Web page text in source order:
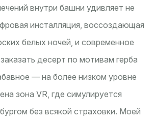
внутри башни удивляет не
инсталляция, воссоздающая
белых ночей, и современное
десерт по мотивам герба
— на более низком уровне
зона VR, где симулируется
без всякой страховки. Моей